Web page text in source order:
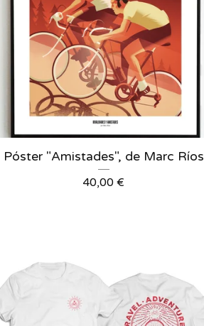
Póster "Amistades", de Marc Ríos
40,00€